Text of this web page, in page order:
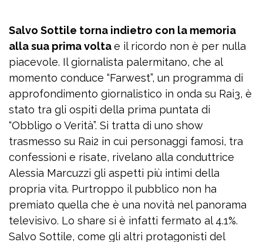
Salvo Sottile torna indietro con la memoria
alla sua prima voltae il ricordo non è per nulla
piacevole. Il giornalista palermitano, che al
momento conduce “Farwest”, un programma di
approfondimento giornalistico in onda su Rai3, è
stato tra gli ospiti della prima puntata di
“Obbligo o Verità”. Si tratta di uno show
trasmesso su Rai2 in cui personaggi famosi, tra
confessioni e risate, rivelano alla conduttrice
Alessia Marcuzzi gli aspetti più intimi della
propria vita. Purtroppo il pubblico non ha
premiato quella che è una novità nel panorama
televisivo. Lo share si è infatti fermato al 4.1%.
Salvo Sottile, come gli altri protagonisti del